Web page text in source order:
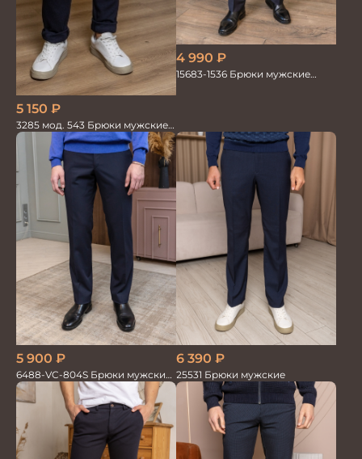
5 150 ₽
3285 мод. 543 Брюки мужские
трикотажные т.синие
4 990 ₽
15683-1536 Брюки мужские
5 900 ₽
6488-VC-804S Брюки мужские
т.синие однотон.
6 390 ₽
25531 Брюки мужские